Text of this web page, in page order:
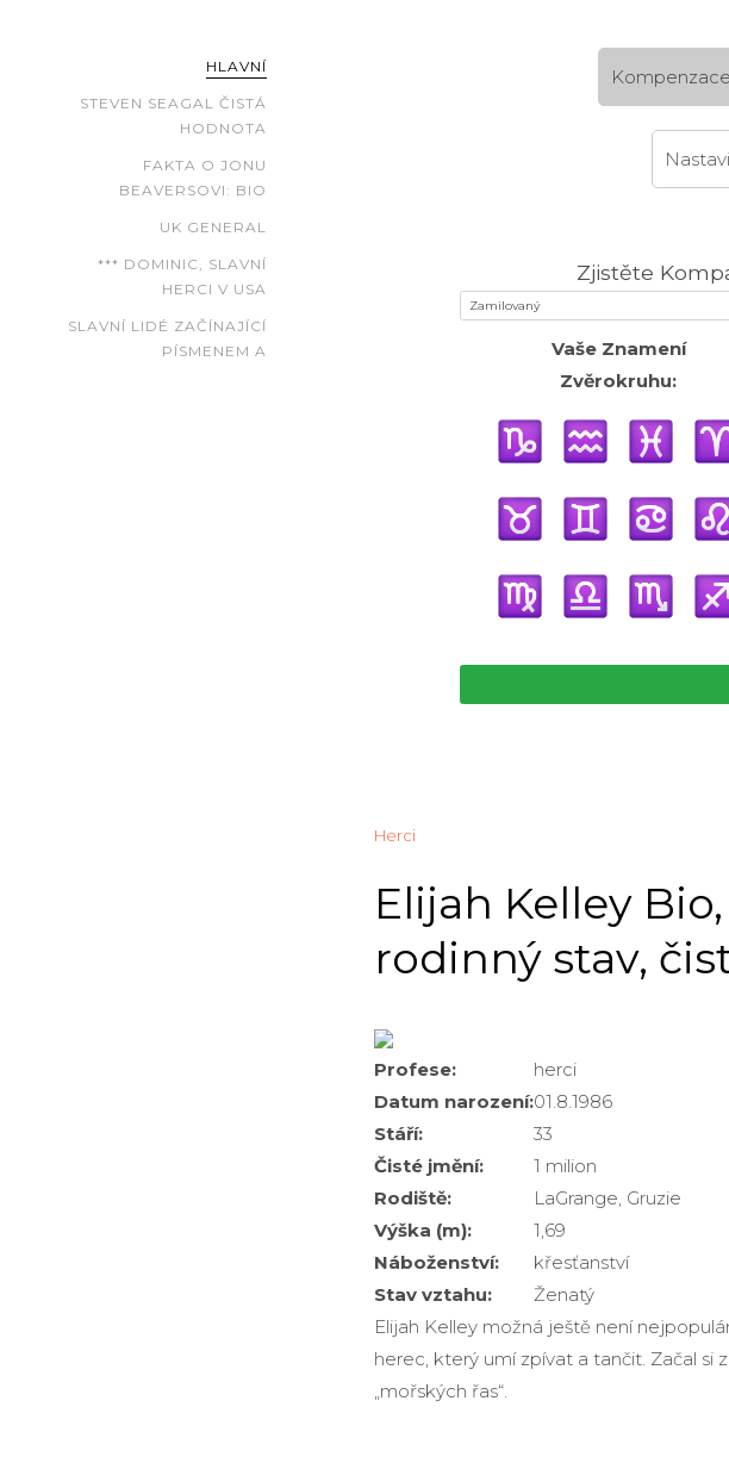
HLAVNÍ
STEVEN SEAGAL ČISTÁ
HODNOTA
FAKTA O JONU
BEAVERSOVI: BIO
UK GENERAL
*** DOMINIC, SLAVNÍ
HERCI V USA
SLAVNÍ LIDÉ ZAČÍNAJÍCÍ
PÍSMENEM A
Zjistěte
Vaše Znamení
Zvěrokruhu:
Herci
Elijah Kelley
rodinný stav,
Profese:
herci
Datum narození:01.8.1986
Stáří:
33
Čisté jmění:
1 milion
Rodiště:
LaGrange, Gruzie
Výška (m):
1,69
Náboženství:
křesťanství
Stav vztahu:
Ženatý
Elijah Kelley možná ještě není
herec, který umí zpívat a tančit. Začal si
„mořských řas“.